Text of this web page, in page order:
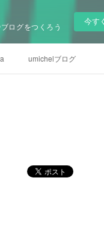
ログをつくろう
今す
umichelブログ